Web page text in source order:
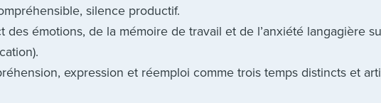
silence productif.
des émotions, de la mémoire de travail et de l’anxiété langagière
expression et réemploi comme trois temps distincts et